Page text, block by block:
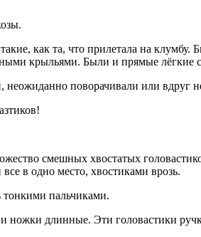
как та, что прилетала на
крыльями. Были и прямые лёгкие
неожиданно поворачивали или
смешных хвостатых
в одно место, хвостиками врозь.
пальчиками.
ножки длинные. Эти головастики